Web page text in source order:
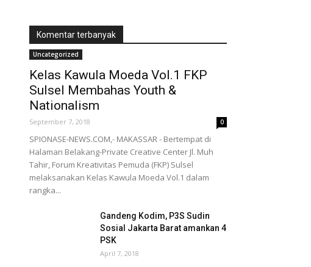
Komentar terbanyak
Uncategorized
Kelas Kawula Moeda Vol.1 FKP
Sulsel Membahas Youth &
Nationalism
September 7, 2018 0
SPIONASE-NEWS.COM,- MAKASSAR - Bertempat di
Halaman Belakang-Private Creative Center Jl. Muh
Tahir, Forum Kreativitas Pemuda (FKP) Sulsel
melaksanakan Kelas Kawula Moeda Vol.1 dalam
rangka...
Gandeng Kodim, P3S Sudin
Sosial Jakarta Barat amankan 4
PSK
April 7, 2018